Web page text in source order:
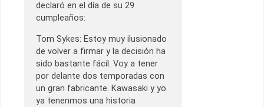
declaró en el día de su 29
cumpleaños:
Tom Sykes: Estoy muy ilusionado
de volver a firmar y la decisión ha
sido bastante fácil. Voy a tener
por delante dos temporadas con
un gran fabricante. Kawasaki y yo
ya tenenmos una historia